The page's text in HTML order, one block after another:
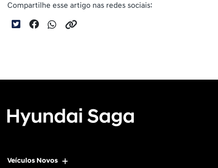
Compartilhe esse artigo nas redes sociais:
Veículos Novos